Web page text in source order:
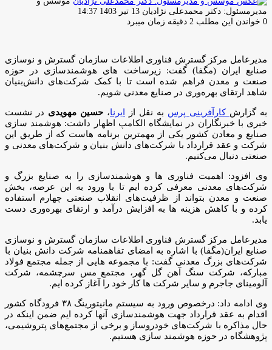
مدیرمسئول: دکتر محمدعلی نژادیان ارسال
ایمیل
13 تیر 1403 14:37
0 خواندن این مطلب 2 دقیقه زمان میبرد
مدیرعامل مرکز گسترش فناوری اطلاعات سازمان گسترش و نوسازی
صنایع ایران (مگفا) گفت: زیرساخت های هوشمندسازی در حوزه
صنعت و معدن فراهم شده است تا با کمک شرکت‌های دانش‌بنیان
شاهد ارتقای بهره‌وری در صنایع معدنی شویم.
به گزارش کارآفرینی پرس به نقل از ایرنا، حسین مهویدی در نشست
خبری با خبرنگاران در نمایشگاه الکامپ اظهار داشت: هوشمند سازی
صنایع و معادن کشور یکی از مهمترین برنامه هاست که از طریق این
شرکت و عقد قرارداد با شرکت‌های دانش بنیان و شرکت‌های معدنی و
صنعتی دنبال می‌کنیم.
وی افزود: اهمیت فناوری ها و هوشمندسازی را به صنایع بزرگ و
شرکت‌های معدنی معرفی کرده ایم تا با ورود به این عرصه، بخش
صنعت و معدن بتواند از ظرفیت‌های انقلاب صنعتی چهارم استفاده
کرده و با کاهش هزینه ها به افزایش درآمد و ارتقای بهره‌وری دست
یابد.
مدیرعامل مرکز گسترش فناوری اطلاعات سازمان گسترش و نوسازی
صنایع ایران(مگفا) با اشاره به امضای تفاهمنامه شرکت دانش بنیان با
شرکت‌های بزرگ معدنی گفت: با مجموعه هایی از جمله مجتمع فولاد
مبارکه، شرکت سنگ آهن گل گهر، مجتمع مس سرچشمه، شرکت
آلومینای جاجرم و سایر شرکت ها کار خود را آغاز کرده ایم.
وی ادامه داد: درخصوص ورود به سیستم مانیتورینگ ۳۸ فرودگاه کشور
اقدام به عقد قرارداد جهت هوشمندسازی آنها کرده ایم ضمن اینکه در
حال مذاکره با شرکت‌های خودروساز و برخی از مجتمع‌های پتروشیمی،
پژوهشگاه در حوزه هوشمند سازی هستیم.